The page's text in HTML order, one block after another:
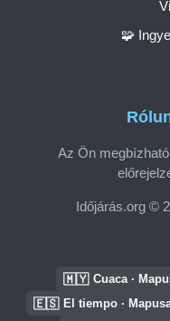
Az Ön
Időjárás.org ©
🧩
🇲🇾 Cuaca ·
🇪🇸 El tiempo ·